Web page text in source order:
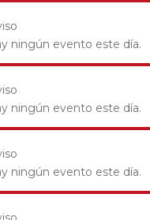
ningún evento este día.
ningún evento este día.
ningún evento este día.